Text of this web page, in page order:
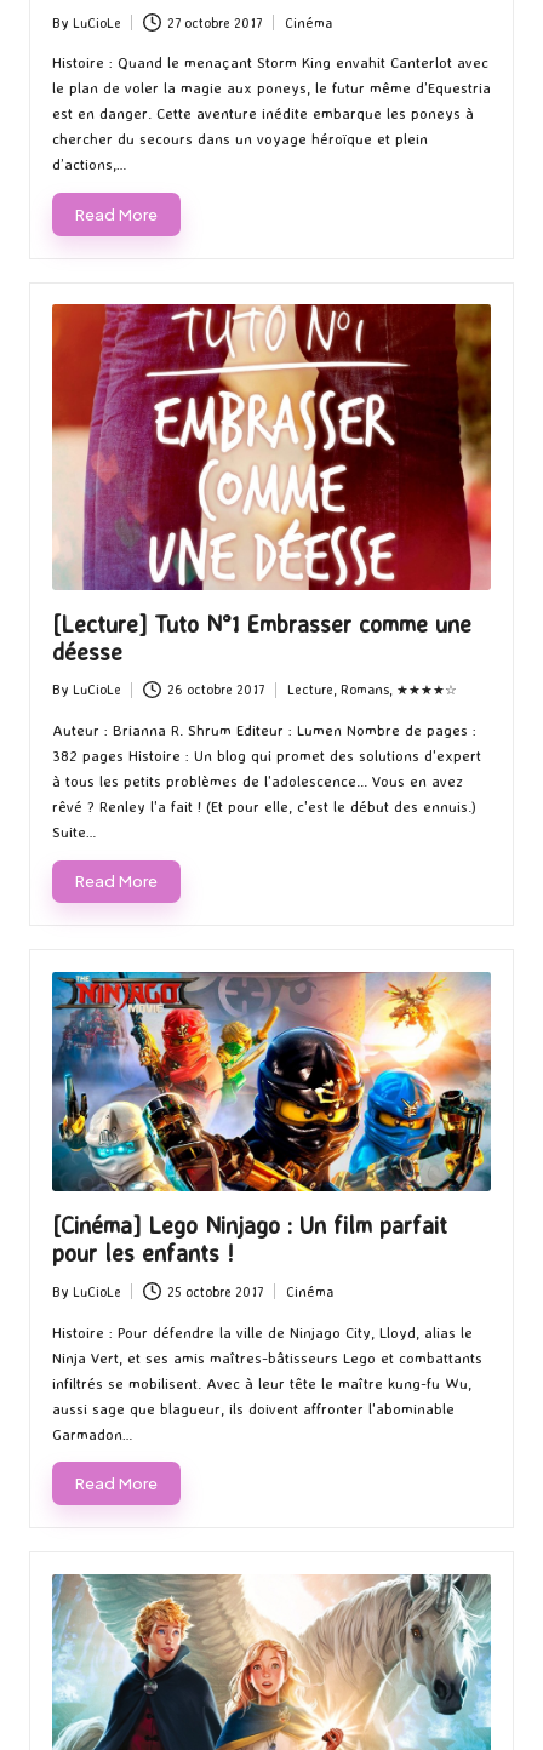
Posted
by
By LuCioLe 27 octobre 2017
Posted
in
Cinéma
Histoire : Quand le menaçant Storm King envahit Canterlot avec
le plan de voler la magie aux poneys, le futur même d’Equestria
est en danger. Cette aventure inédite embarque les poneys à
chercher du secours dans un voyage héroïque et plein
d’actions,…
Read More
[Lecture] Tuto N°1 Embrasser comme une
déesse
Posted
by
By LuCioLe 26 octobre 2017 Lecture, Romans, ★★★★☆
Auteur : Brianna R. Shrum Editeur : Lumen Nombre de pages :
382 pages Histoire : Un blog qui promet des solutions d'expert
à tous les petits problèmes de l'adolescence... Vous en avez
rêvé ? Renley l'a fait ! (Et pour elle, c'est le début des ennuis.)
Suite…
Read More
[Cinéma] Lego Ninjago : Un film parfait
pour les enfants !
Posted
by
By LuCioLe 25 octobre 2017
Posted
in
Cinéma
Histoire : Pour défendre la ville de Ninjago City, Lloyd, alias le
Ninja Vert, et ses amis maîtres-bâtisseurs Lego et combattants
infiltrés se mobilisent. Avec à leur tête le maître kung-fu Wu,
aussi sage que blagueur, ils doivent affronter l'abominable
Garmadon…
Read More